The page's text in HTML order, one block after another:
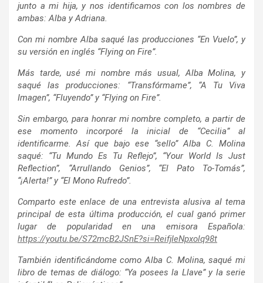
junto a mi hija, y nos identificamos con los nombres de
ambas: Alba y Adriana.
Con mi nombre Alba saqué las producciones “En Vuelo”, y
su versión en inglés “Flying on Fire”.
Más tarde, usé mi nombre más usual, Alba Molina, y
saqué las producciones: “Transfórmame”, “A Tu Viva
Imagen”, “Fluyendo” y “Flying on Fire”.
Sin embargo, para honrar mi nombre completo, a partir de
ese momento incorporé la inicial de “Cecilia” al
identificarme. Así que bajo ese “sello” Alba C. Molina
saqué: “Tu Mundo Es Tu Reflejo”, “Your World Is Just
Reflection”, “Arrullando Genios”, “El Pato To-Tomás”,
“¡Alerta!” y “El Mono Rufredo”.
Comparto este enlace de una entrevista alusiva al tema
principal de esta última producción, el cual ganó primer
lugar de popularidad en una emisora Española:
https://youtu.be/S72mcB2JSnE?si=ReifjIeNpxolq98t
También identificándome como Alba C. Molina, saqué mi
libro de temas de diálogo: “Ya posees la Llave” y la serie